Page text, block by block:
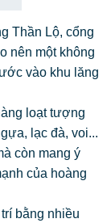
Thần Lộ, cổng
nên một không
vào khu lăng
loạt tượng
lạc đà, voi...
còn mang ý
của hoàng
bằng nhiều